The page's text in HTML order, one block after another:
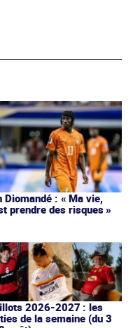
Diomandé : « Ma vie,
prendre des risques »
2026-2027 : les
de la semaine (du 3